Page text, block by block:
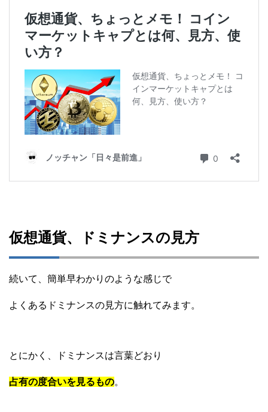
仮想通貨、ドミナンスの見方
続いて、簡単早わかりのような感じで
よくあるドミナンスの見方に触れてみます。
とにかく、ドミナンスは言葉どおり
占有の度合いを見るもの。